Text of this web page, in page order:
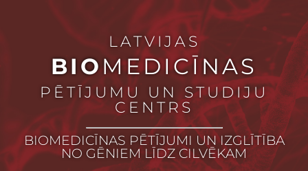
LATVIJAS
BIOMEDICĪNAS
PĒTĪJUMU UN STUDIJU
CENTRS
BIOMEDICĪNAS PĒTĪJUMI UN IZGLĪTĪBA
NO GĒNIEM LĪDZ CILVĒKAM